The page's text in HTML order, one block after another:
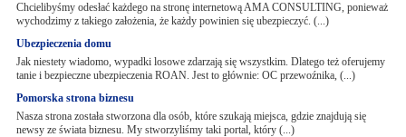
Chcielibyśmy odesłać każdego na stronę internetową AMA CONSULTING, ponieważ
wychodzimy z takiego założenia, że każdy powinien się ubezpieczyć. (...)
Ubezpieczenia domu
Jak niestety wiadomo, wypadki losowe zdarzają się wszystkim. Dlatego też oferujemy
tanie i bezpieczne ubezpieczenia ROAN. Jest to głównie: OC przewoźnika, (...)
Pomorska strona biznesu
Nasza strona została stworzona dla osób, które szukają miejsca, gdzie znajdują się
newsy ze świata biznesu. My stworzyliśmy taki portal, który (...)